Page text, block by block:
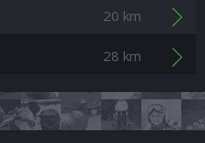
20 km
28 km